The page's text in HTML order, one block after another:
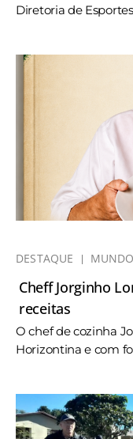
Diretoria de
DESTAQUE
Cheff Jorginho
receitas
O chef de cozinha
Horizontina e com